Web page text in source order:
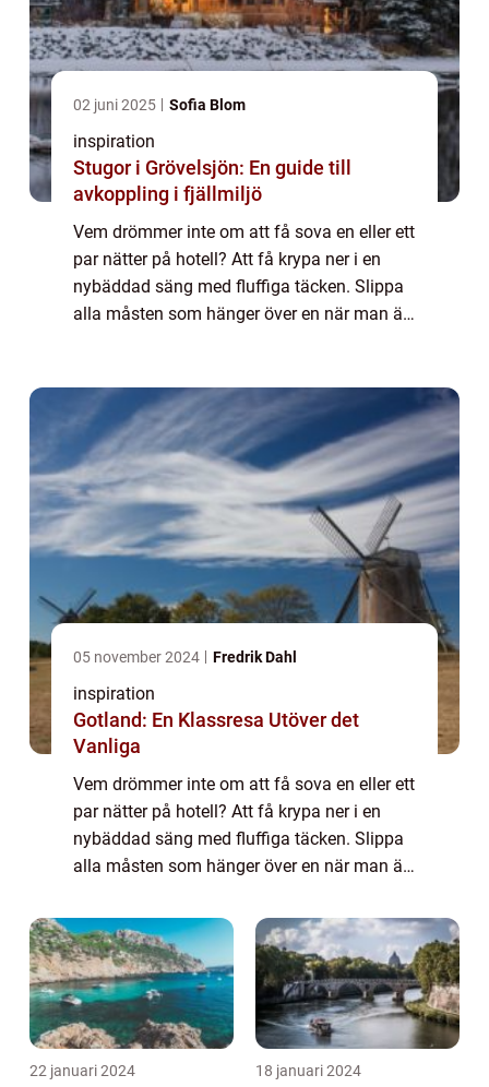
02 juni 2025 Sofia Blom
inspiration
Stugor i Grövelsjön: En guide till
avkoppling i fjällmiljö
Vem drömmer inte om att få sova en eller ett
par nätter på hotell? Att få krypa ner i en
nybäddad säng med fluffiga täcken. Slippa
alla måsten som hänger över en när man är
05 november 2024 Fredrik Dahl
inspiration
Gotland: En Klassresa Utöver det
Vanliga
Vem drömmer inte om att få sova en eller ett
par nätter på hotell? Att få krypa ner i en
nybäddad säng med fluffiga täcken. Slippa
alla måsten som hänger över en när man är
kompisar, aktiviteter och lekar. B...
22 januari 2024 18 januari 2024